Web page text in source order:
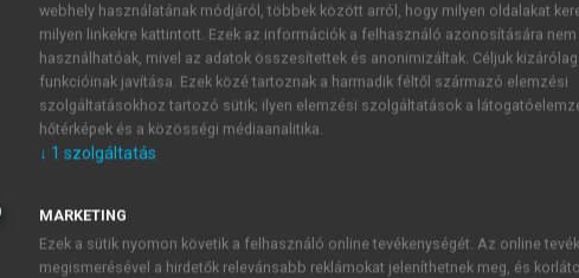
FIÓKKAL ÚJ FIÓK
1 óra
webhely használatának módjáról, többek között arról, hogy milyen oldalakat
milyen linkekre kattintott. Ezek az információk a felhasználó azonosítására nem
használhatóak, mivel az adatok összesítettek és anonimizáltak. Céljuk
funkcióinak javítása. Ezek közé tartoznak a harmadik féltől származó elemzési
szolgáltatásokhoz tartozó sütik; ilyen elemzési szolgáltatások a
hőtérképek és a közösségi médiaanalitika.
↓ 1 szolgáltatás
MARKETING
Ezek a sütik nyomon követik a felhasználó online tevékenységét. Az online
megismerésével a hirdetők relevánsabb reklámokat jeleníthetnek meg, és